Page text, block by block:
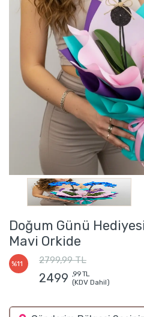
Doğum Günü
Mavi Orkide
%11 2799,99 TL
2499 ,99 TL
(KDV Dahil)